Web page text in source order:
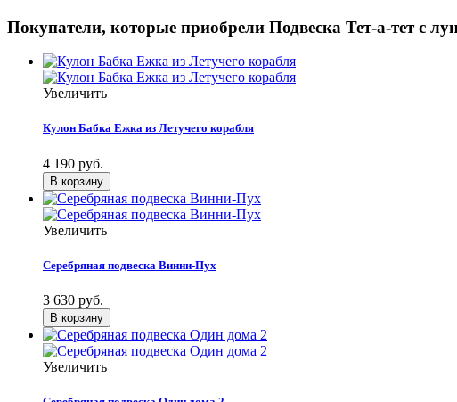
Покупатели, которые приобрели Подвеска Тет-а-тет с
Увеличить
Кулон Бабка Ежка из Летучего корабля
4 190 руб.
Увеличить
Серебряная подвеска Винни-Пух
3 630 руб.
Увеличить